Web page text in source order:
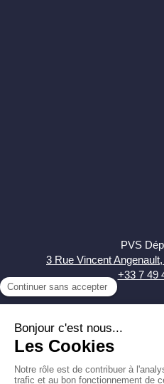
PVS
3 Rue Vincent
+33 7 49
Mentions